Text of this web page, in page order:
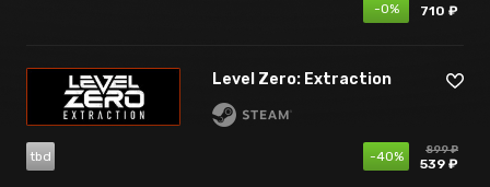
-0% 710 ₽
Level Zero: Extraction
tbd -40% 899 ₽
539 ₽